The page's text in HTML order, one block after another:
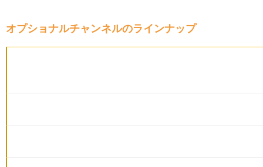
オプショナルチャンネルのラインナップ